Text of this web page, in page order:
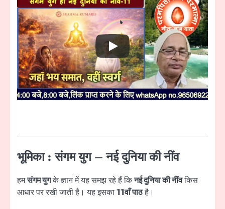
भूमिका : संगम युग – नई दुनिया की नींव
हमसंगम युगके ज्ञान में यह समझ रहे हैं किनई दुनिया की नींवकिस
आधार पर रखी जाती है। यह इसका11वाँ पाठहै।